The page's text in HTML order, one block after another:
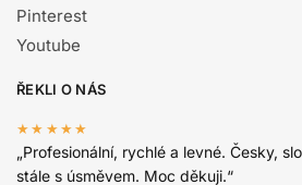
Pinterest
Youtube
ŘEKLI O NÁS
★★★★★
„Profesionální, rychlé a levné. Česky,
stále s úsměvem. Moc děkuji.“